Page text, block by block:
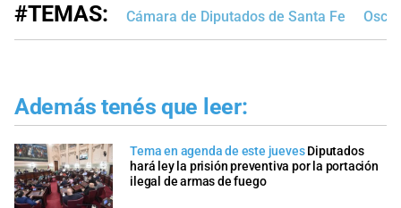
#TEMAS: Cámara de Diputados de Santa Fe
Además tenés que leer:
Tema en agenda de este jueves Diputados
hará ley la prisión preventiva por la portación
ilegal de armas de fuego